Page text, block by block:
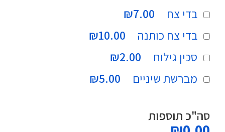
בדי צח
₪7.00
בדי צח כותנה
₪10.00
סכין גילוח
₪2.00
מברשת שיניים
₪5.00
סה"כ תוספות